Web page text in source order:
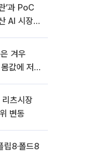
’과 PoC
AI 시장
겨우
값에 저가
츠시장
변동
립8·폴드8